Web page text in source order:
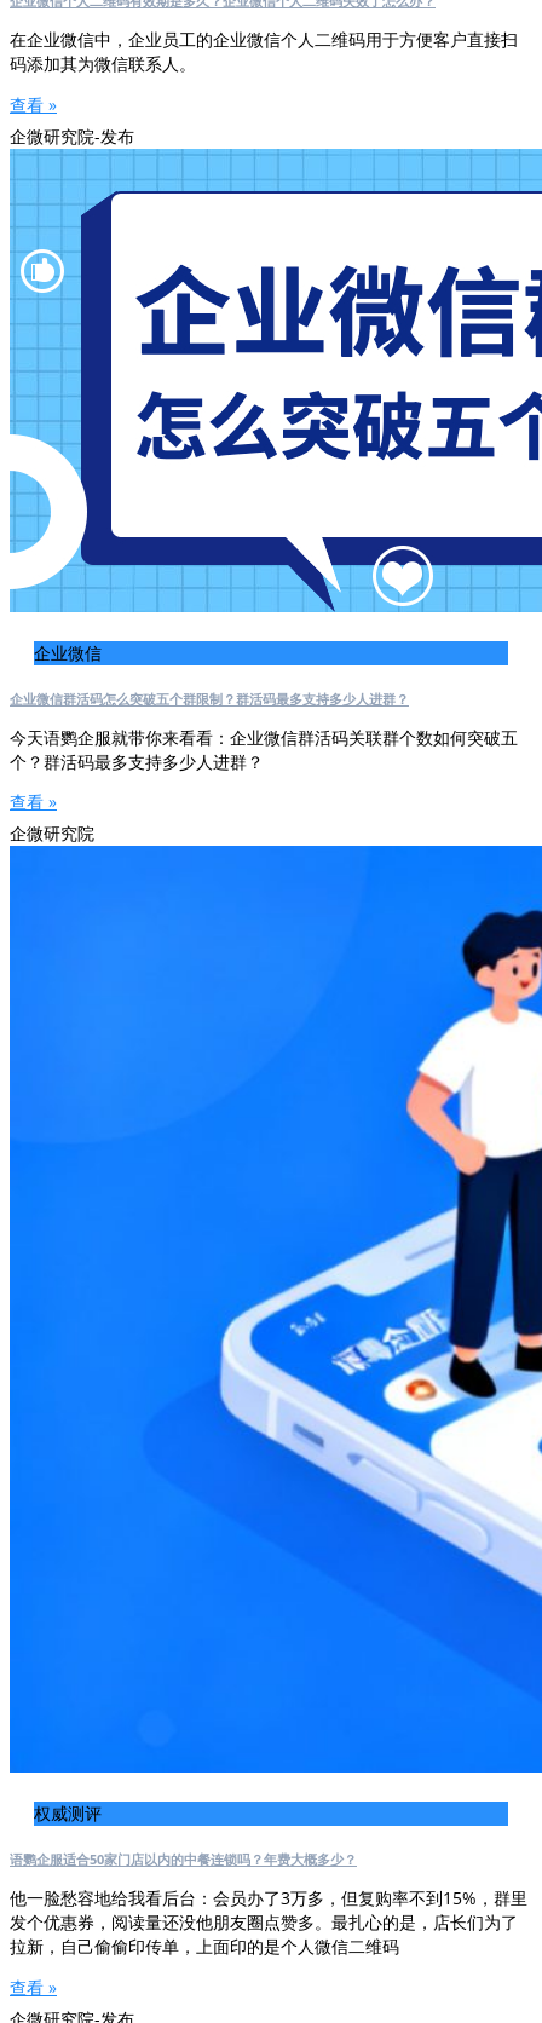
在企业微信中，企业员工的企业微信个人二维码用于方便客户直接扫
码添加其为微信联系人。
查看 »
企微研究院-发布
企业微信
企业微信群活码怎么突破五个群限制？群活码最多支持多少人进群？
今天语鹦企服就带你来看看：企业微信群活码关联群个数如何突破五
个？群活码最多支持多少人进群？
查看 »
企微研究院
权威测评
语鹦企服适合50家门店以内的中餐连锁吗？年费大概多少？
他一脸愁容地给我看后台：会员办了3万多，但复购率不到15%，群里
发个优惠券，阅读量还没他朋友圈点赞多。最扎心的是，店长们为了
拉新，自己偷偷印传单，上面印的是个人微信二维码
查看 »